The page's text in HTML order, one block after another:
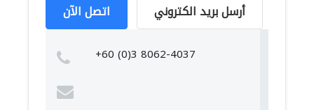
اتصل الآن أرسل بريد الكتروني
+60 (0)3 8062-4037